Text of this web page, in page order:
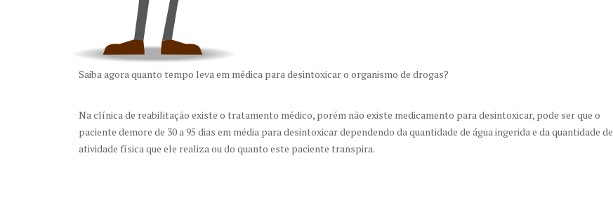
Saiba agora quanto tempo leva em médica para desintoxicar o organismo de drogas?
Na clínica de reabilitação existe o tratamento médico, porém não existe medicamento para desintoxicar, pode ser que o
paciente demore de 30 a 95 dias em média para desintoxicar dependendo da quantidade de água ingerida e da quantidade de
atividade física que ele realiza ou do quanto este paciente transpira.